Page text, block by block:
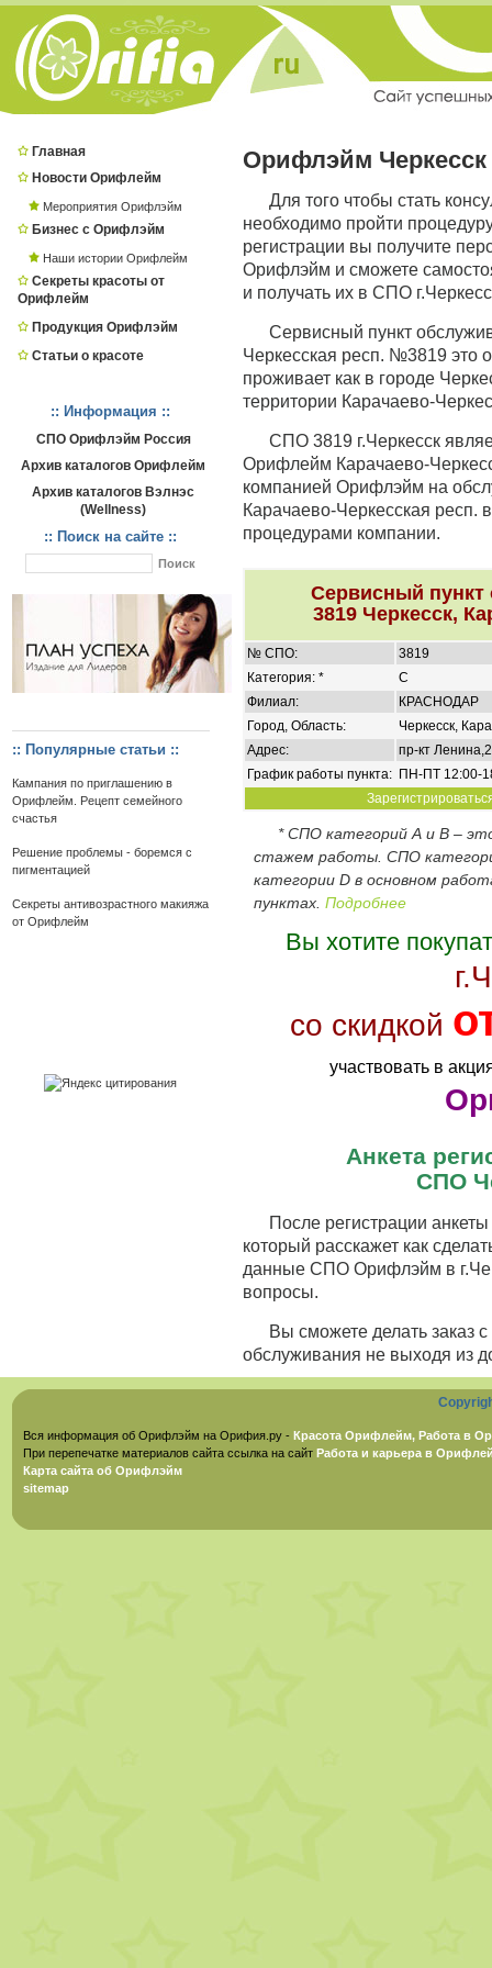
Главная
Новости Орифлейм
Мероприятия Орифлэйм
Бизнес с Орифлэйм
Наши истории Орифлейм
Секреты красоты от
Орифлейм
Продукция Орифлэйм
Статьи о красоте
:: Информация ::
СПО Орифлэйм Россия
Архив каталогов Орифлейм
Архив каталогов Вэлнэс
(Wellness)
:: Поиск на сайте ::
:: Популярные статьи ::
Кампания по приглашению в
Орифлейм. Рецепт семейного
счастья
Решение проблемы - боремся с
пигментацией
Секреты антивозрастного макияжа
от Орифлейм
Орифлэйм Черкесск
Для того чтобы стать
необходимо пройти
регистрации вы получите
Орифлэйм и сможете
и получать их в СПО
Сервисный пункт
Черкесская респ. №3819 это
проживает как в городе
территории Карачаево-
СПО 3819 г.Черкесск
Орифлейм Карачаево-
компанией Орифлэйм на
Карачаево-Черкесская респ.
процедурами компании.
Сервисный
3819 Черкесск,
№ СПО:
3819
Категория: *
C
Филиал:
КРАСНОДАР
Город, Область:
Черкесск,
Адрес:
пр-кт
График работы пункта: ПН-ПТ 12:00-
* СПО категорий А и В –
стажем работы. СПО
категории D в основном
пунктах. Подробнее
Вы хотите
со скидкой
участвовать в
Анкета
СПО
После регистрации
который расскажет как
данные СПО Орифлэйм в
вопросы.
Вы сможете делать заказ
обслуживания не выходя из
Вся информация об Орифлэйм на Орифия.ру - Красота Орифлейм, Работа в
При перепечатке материалов сайта ссылка на сайт Работа и карьера в
Карта сайта об Орифлэйм
sitemap